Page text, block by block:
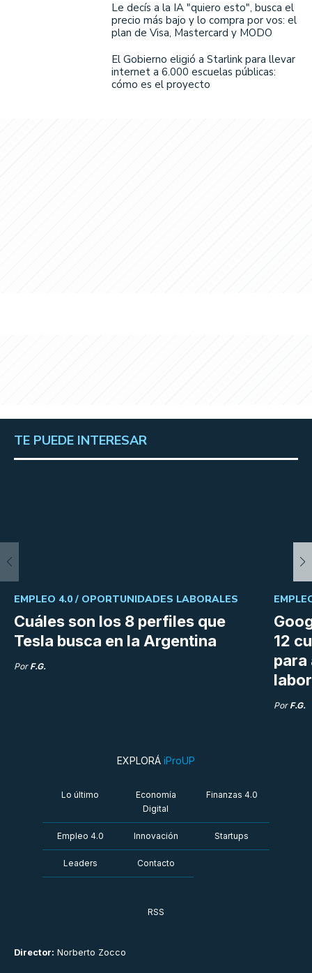
Le decís a la IA "quiero esto", busca el
precio más bajo y lo compra por vos: el
plan de Visa, Mastercard y MODO
El Gobierno eligió a Starlink para llevar
internet a 6.000 escuelas públicas:
cómo es el proyecto
TE PUEDE INTERESAR
Cuáles son los 8 perfiles que
Tesla busca en la Argentina
EMPLEO 4.0 / OPORTUNIDADES LABORALES
Por F.G.
12
para
Por F.G.
Director: Norberto Zocco
EXPLORÁ iProUP
Lo último
Economía
Digital
Finanzas 4.0
Empleo 4.0 Innovación Startups
Leaders Contacto
RSS